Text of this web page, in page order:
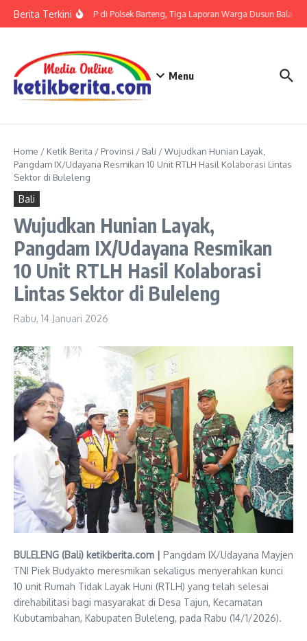
Berita TerkiniTerkait LP di Polsek Barteng, Tiga Laporan Warga Dusun Balaka
Menu
Home / Ketik Berita / Provinsi / Bali /Wujudkan Hunian Layak,
Pangdam IX/Udayana Resmikan 10 Unit RTLH Hasil Kolaborasi Lintas
Sektor di Buleleng
Bali
Wujudkan Hunian Layak,
Pangdam IX/Udayana Resmikan
10 Unit RTLH Hasil Kolaborasi
Lintas Sektor di Buleleng
Rabu, 14 Januari 2026
BULELENG (Bali) ketikberita.com | Pangdam IX/Udayana Mayjen
TNI Piek Budyakto meresmikan sekaligus menyerahkan kunci
10 unit Rumah Tidak Layak Huni (RTLH) yang telah selesai
direhabilitasi bagi masyarakat di Desa Tajun, Kecamatan
Kubutambahan, Kabupaten Buleleng, pada Rabu (14/1/2026).